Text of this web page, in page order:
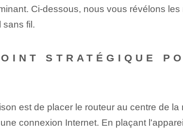
Ci-dessous, nous vous révélons
sans fil.
STRATÉGIQUE
est de placer le routeur au centre de
connexion Internet. En plaçant